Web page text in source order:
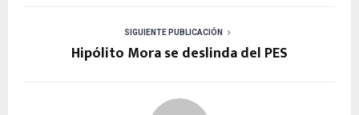
SIGUIENTE PUBLICACIÓN
Hipólito Mora se deslinda del PES